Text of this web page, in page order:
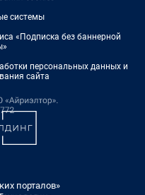
системы
«Подписка без баннерной
персональных данных и
сайта
порталов»